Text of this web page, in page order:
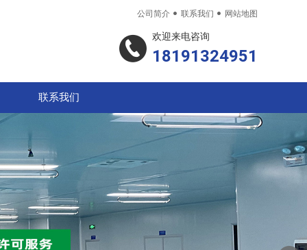
公司简介  联系我们  网站地图
欢迎来电咨询
18191324951
联系我们